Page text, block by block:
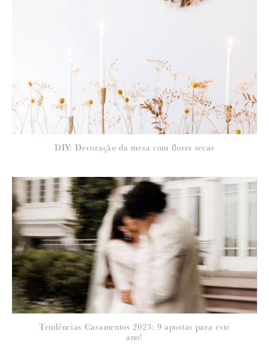
NOME *:
Para saber como tratamos e protegemos os seus dados, leia a nossa
política de privacidade
DIY: Decoração da mesa com flores secas
Tendências Casamentos 2023: 9 apostas para este
ano!